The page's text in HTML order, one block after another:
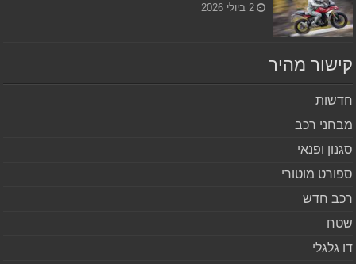
2 ביולי 2026
מהיר
רכב
ופנאי
מוטורי
חדש
גלגלי